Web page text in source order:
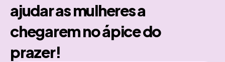
ajudar as mulheres a
chegarem no ápice do
prazer!